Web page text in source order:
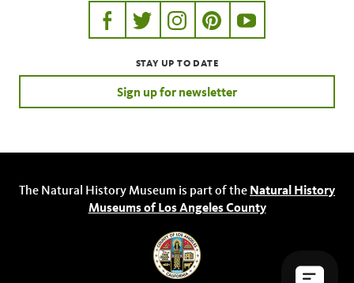
https://www.facebook.com/nhmla
https://twitter.com/nhmla
https://www.instagram.com/
http://pinterest.com/
http://
STAY UP TO DATE
Sign up for newsletter
The Natural History Museum is part of the Natural History
Museums of Los Angeles County